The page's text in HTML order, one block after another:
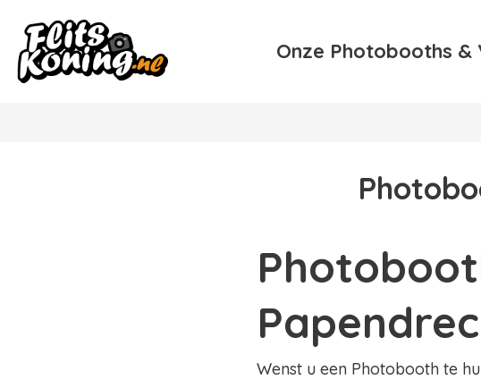
Onze Photobooths &
Wenst u een Photobooth te